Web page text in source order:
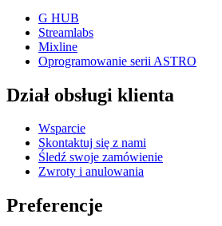
G HUB
Streamlabs
Mixline
Oprogramowanie serii ASTRO
Dział obsługi klienta
Wsparcie
Skontaktuj się z nami
Śledź swoje zamówienie
Zwroty i anulowania
Preferencje